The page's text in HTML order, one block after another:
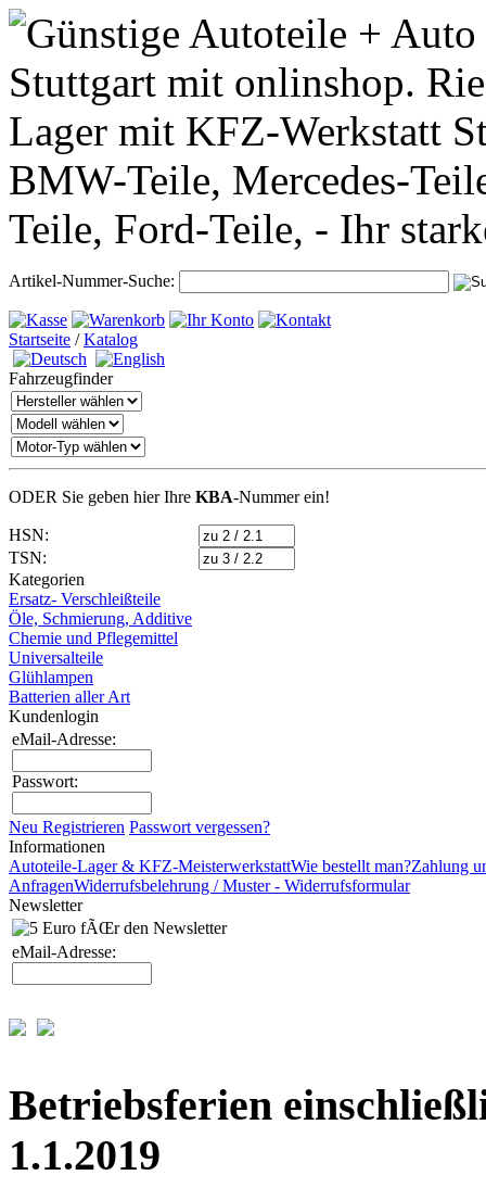
Artikel-Nummer-Suche:
Startseite /Katalog
Fahrzeugfinder
ODER Sie geben hier Ihre KBA-Nummerein!
HSN:
TSN:
Kategorien
Ersatz- Verschleißteile
Öle, Schmierung, Additive
Chemie und Pflegemittel
Universalteile
Glühlampen
Batterien aller Art
Kundenlogin
eMail-Adresse:
Passwort:
Neu Registrieren Passwort vergessen?
Informationen
Autoteile-Lager & KFZ-MeisterwerkstattWie bestellt man?Zahlung
AnfragenWiderrufsbelehrung / Muster - Widerrufsformular
Newsletter
eMail-Adresse:
Betriebsferien
1.1.2019